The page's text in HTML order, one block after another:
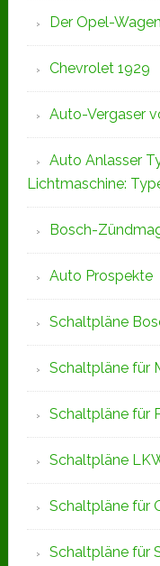
Der Opel-Wagen
Chevrolet 1929
Auto-Vergaser
Auto Anlasser
Lichtmaschine:
Bosch-
Auto Prospekte
Schaltpläne
Schaltpläne für
Schaltpläne für
Schaltpläne
Schaltpläne für
Schaltpläne für